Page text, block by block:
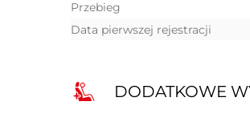
Przebieg
Data pierwszej rejestracji
DODATKOWE